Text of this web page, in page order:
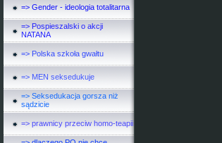
=> Gender - ideologia totalitarna
=> Pospieszalski o akcji
NATANA
=> Polska szkoła gwałtu
=> MEN seksedukuje
=> Seksedukacja gorsza niż
sądzicie
=> prawnicy przeciw homo-teapii